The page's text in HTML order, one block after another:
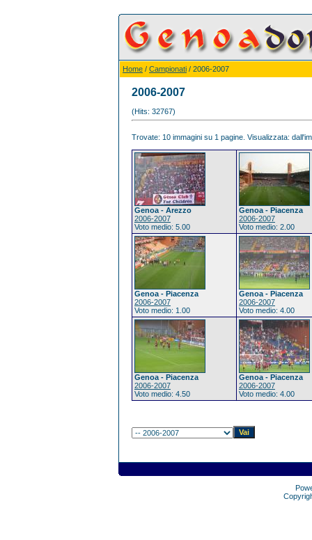
Home / Campionati / 2006-2007
2006-2007
(Hits: 32767)
Trovate: 10 immagini su 1 pagine. Visualizzata:
Genoa - Arezzo
2006-2007
Voto medio: 5.00
Genoa - Piacenza
2006-2007
Voto medio: 2.00
Genoa - Piacenza
2006-2007
Voto medio: 1.00
Genoa - Piacenza
2006-2007
Voto medio: 4.00
Genoa - Piacenza
2006-2007
Voto medio: 4.50
Genoa - Piacenza
2006-2007
Voto medio: 4.00